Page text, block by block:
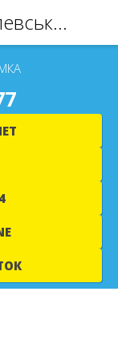
Чудова новина для Олевського району!